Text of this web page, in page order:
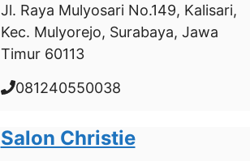
Jl. Raya Mulyosari No.149, Kalisari,
Kec. Mulyorejo, Surabaya, Jawa
Timur 60113
081240550038
Salon Christie